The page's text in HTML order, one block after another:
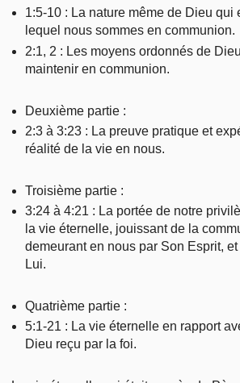
1:5-10 : La nature même de Dieu qui
lequel nous sommes en communion.
2:1, 2 : Les moyens ordonnés de
maintenir en communion.
Deuxième partie :
2:3 à 3:23 : La preuve pratique et
réalité de la vie en nous.
Troisième partie :
3:24 à 4:21 : La portée de notre
la vie éternelle, jouissant de la
demeurant en nous par Son Esprit,
Lui.
Quatrième partie :
5:1-21 : La vie éternelle en rapport
Dieu reçu par la foi.